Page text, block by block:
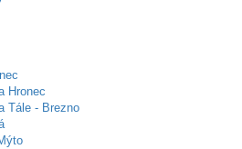
Hronec
Tále - Brezno